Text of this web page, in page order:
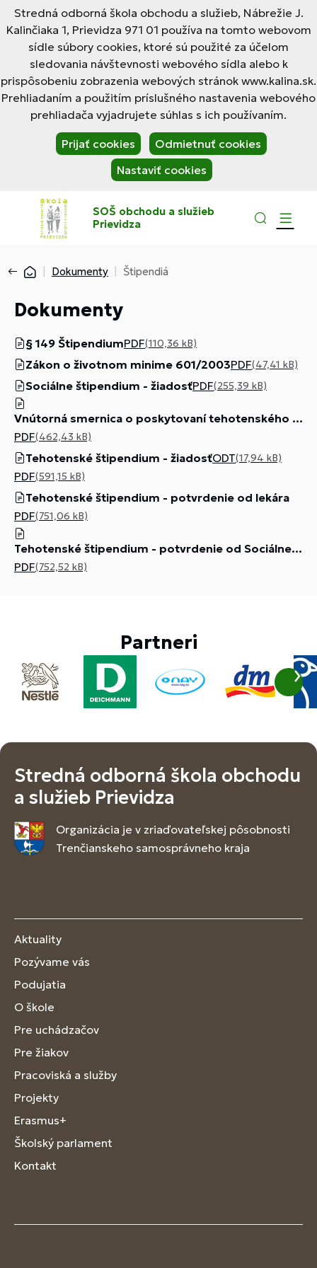
Stredná odborná škola obchodu a služieb, Nábrežie J.
Kalinčiaka 1, Prievidza 971 01 používa na tomto webovom
sídle súbory cookies, ktoré sú použité za účelom
sledovania návštevnosti webového sídla alebo k
prispôsobeniu zobrazenia webových stránok www.kalina.sk.
Prehliadaním a použitím príslušného nastavenia webového
prehliadača vyjadrujete súhlas s ich používaním.
Prijať cookies
Odmietnuť cookies
Nastaviť cookies
SOŠ obchodu a služieb
Prievidza
Dokumenty Štipendiá
Dokumenty
§ 149 ŠtipendiumPDF(110,36 kB)
Zákon o životnom minime 601/2003PDF(47,41 kB)
Sociálne štipendium - žiadosťPDF(255,39 kB)
Vnútorná smernica o poskytovaní tehotenského štipendia
PDF(462,43 kB)
Tehotenské štipendium - žiadosťODT(17,94 kB)
PDF(591,15 kB)
Tehotenské štipendium - potvrdenie od lekára
PDF(751,06 kB)
Tehotenské štipendium - potvrdenie od Sociálnej poisťovne
PDF(752,52 kB)
Partneri
Stredná odborná škola obchodu
a služieb Prievidza
Organizácia je v zriaďovateľskej pôsobnosti
Trenčianskeho samosprávneho kraja
Aktuality
Pozývame vás
Podujatia
O škole
Pre uchádzačov
Pre žiakov
Pracoviská a služby
Projekty
Erasmus+
Školský parlament
Kontakt